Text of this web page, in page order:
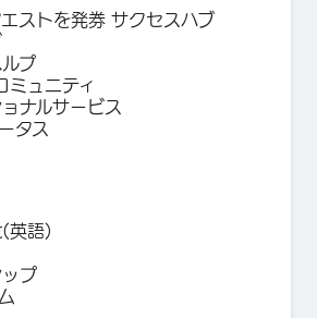
ストを発券 サクセスハブ
プ
ミュニティ
ナルサービス
タス
英語)
プ